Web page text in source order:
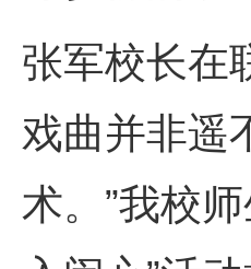
张军校长在
戏曲并非遥
术。”我校